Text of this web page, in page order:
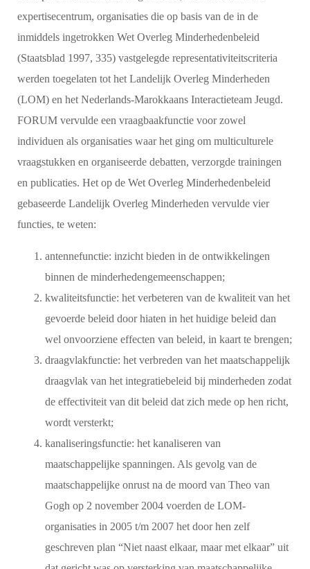
expertisecentrum, organisaties die op basis van de in de
inmiddels ingetrokken Wet Overleg Minderhedenbeleid
(Staatsblad 1997, 335) vastgelegde representativiteitscriteria
werden toegelaten tot het Landelijk Overleg Minderheden
(LOM) en het Nederlands-Marokkaans Interactieteam Jeugd.
FORUM vervulde een vraagbaakfunctie voor zowel
individuen als organisaties waar het ging om multiculturele
vraagstukken en organiseerde debatten, verzorgde trainingen
en publicaties. Het op de Wet Overleg Minderhedenbeleid
gebaseerde Landelijk Overleg Minderheden vervulde vier
functies, te weten:
antennefunctie: inzicht bieden in de ontwikkelingen
binnen de minderhedengemeenschappen;
kwaliteitsfunctie: het verbeteren van de kwaliteit van het
gevoerde beleid door hiaten in het huidige beleid dan
wel onvoorziene effecten van beleid, in kaart te brengen;
draagvlakfunctie: het verbreden van het maatschappelijk
draagvlak van het integratiebeleid bij minderheden zodat
de effectiviteit van dit beleid dat zich mede op hen richt,
wordt versterkt;
kanaliseringsfunctie: het kanaliseren van
maatschappelijke spanningen. Als gevolg van de
maatschappelijke onrust na de moord van Theo van
Gogh op 2 november 2004 voerden de LOM-
organisaties in 2005 t/m 2007 het door hen zelf
geschreven plan “Niet naast elkaar, maar met elkaar” uit